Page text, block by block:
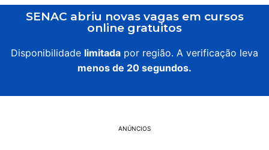
SENAC abriu novas vagas em cursos
online gratuitos
Disponibilidade limitada por região. A verificação leva
menos de 20 segundos.
ANÚNCIOS